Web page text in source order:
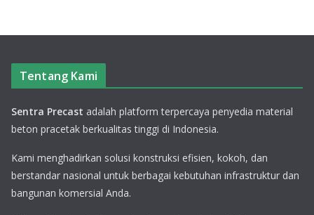
Tentang Kami
Sentra Precast adalah platform terpercaya penyedia material
beton pracetak berkualitas tinggi di Indonesia.
Kami menghadirkan solusi konstruksi efisien, kokoh, dan
berstandar nasional untuk berbagai kebutuhan infrastruktur dan
bangunan komersial Anda.